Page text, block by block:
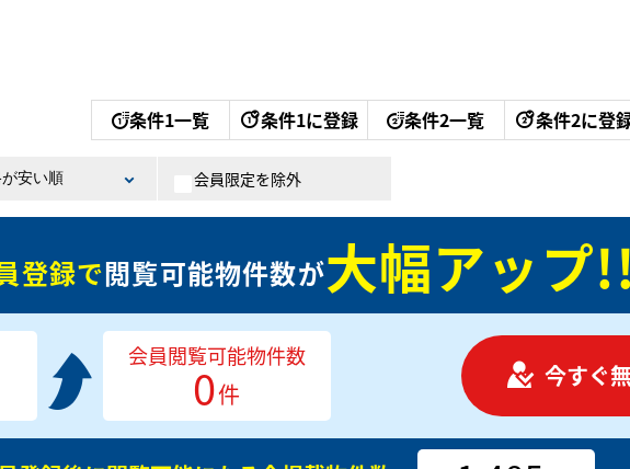
条件1一覧 条件1に登録 条件2一覧 条件2に登
会員限定を除外
登録で閲覧可能物件数が大幅アップ!!
会員閲覧可能物件数
0件
今すぐ